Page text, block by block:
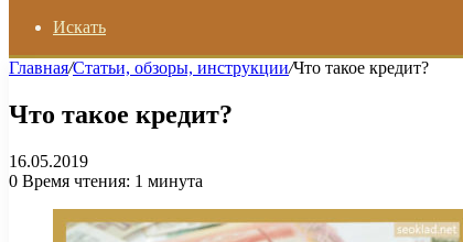
Искать
Главная/Статьи, обзоры, инструкции/Что такое кредит?
Что такое кредит?
16.05.2019
0 Время чтения: 1 минута